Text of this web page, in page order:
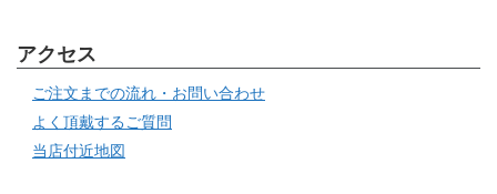
アクセス
ご注文までの流れ・お問い合わせ
よく頂戴するご質問
当店付近地図